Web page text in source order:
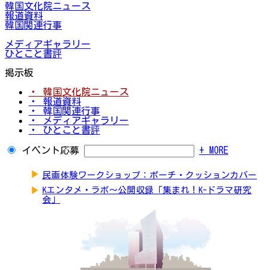
韓国文化院ニュース
報道資料
韓国関連行事
メディアギャラリー
ひとこと書評
掲示板
・ 韓国文化院ニュース
・ 報道資料
・ 韓国関連行事
・ メディアギャラリー
・ ひとこと書評
イベント応募 + MORE
▶ 民画体験ワークショップ：ポーチ・クッションカバー
▶ Kエンタメ・ラボ～公開収録「集まれ！K-ドラマ研究
会」